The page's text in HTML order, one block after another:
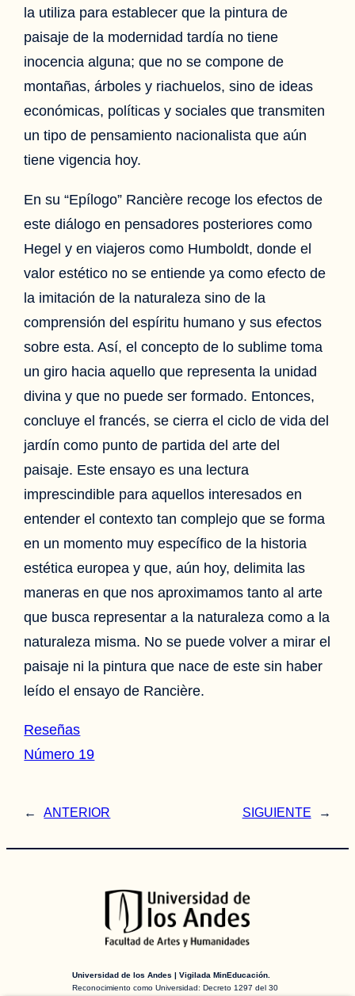
la utiliza para establecer que la pintura de
paisaje de la modernidad tardía no tiene
inocencia alguna; que no se compone de
montañas, árboles y riachuelos, sino de ideas
económicas, políticas y sociales que transmiten
un tipo de pensamiento nacionalista que aún
tiene vigencia hoy.
En su “Epílogo” Rancière recoge los efectos de
este diálogo en pensadores posteriores como
Hegel y en viajeros como Humboldt, donde el
valor estético no se entiende ya como efecto de
la imitación de la naturaleza sino de la
comprensión del espíritu humano y sus efectos
sobre esta. Así, el concepto de lo sublime toma
un giro hacia aquello que representa la unidad
divina y que no puede ser formado. Entonces,
concluye el francés, se cierra el ciclo de vida del
jardín como punto de partida del arte del
paisaje. Este ensayo es una lectura
imprescindible para aquellos interesados en
entender el contexto tan complejo que se forma
en un momento muy específico de la historia
estética europea y que, aún hoy, delimita las
maneras en que nos aproximamos tanto al arte
que busca representar a la naturaleza como a la
naturaleza misma. No se puede volver a mirar el
paisaje ni la pintura que nace de este sin haber
leído el ensayo de Rancière.
Reseñas
Número 19
← ANTERIOR SIGUIENTE →
Universidad de los Andes | Vigilada MinEducación.
Reconocimiento como Universidad: Decreto 1297 del 30